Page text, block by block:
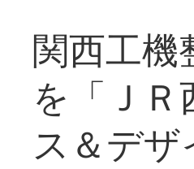
関西工
を「Ｊ
ス＆デ